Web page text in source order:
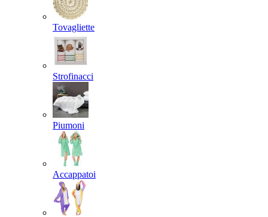
Tovagliette
Strofinacci
Piumoni
Accappatoi